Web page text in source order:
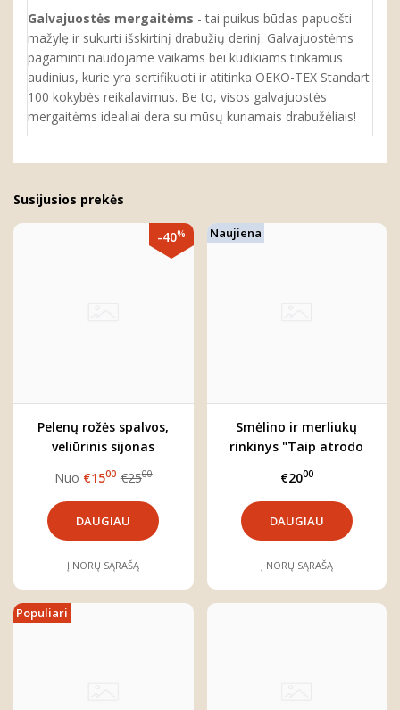
Galvajuostės mergaitėms - tai puikus būdas papuošti
mažylę ir sukurti išskirtinį drabužių derinį. Galvajuostėms
pagaminti naudojame vaikams bei kūdikiams tinkamus
audinius, kurie yra sertifikuoti ir atitinka OEKO-TEX Standart
100 kokybės reikalavimus. Be to, visos galvajuostės
mergaitėms idealiai dera su mūsų kuriamais drabužėliais!
Susijusios prekės
-40%
Pelenų rožės spalvos,
veliūrinis sijonas
Nuo €1500 €2500
DAUGIAU
Į NORŲ SĄRAŠĄ
Naujiena
Smėlino ir merliukų
rinkinys "Taip atrodo
€2000
DAUGIAU
Į NORŲ SĄRAŠĄ
Populiari